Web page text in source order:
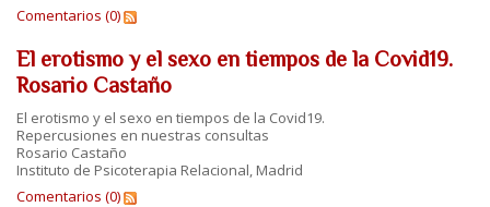
Comentarios (0)
El erotismo y el sexo en tiempos de la Covid19.
Rosario Castaño
El erotismo y el sexo en tiempos de la Covid19.
Repercusiones en nuestras consultas
Rosario Castaño
Instituto de Psicoterapia Relacional, Madrid
Comentarios (0)